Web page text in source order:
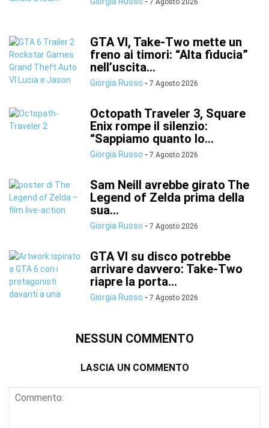
7 Agosto 2026
GTA VI, Take-Two mette un
freno ai timori: “Alta fiducia”
nell’uscita...
Giorgia Russo - 7 Agosto 2026
Octopath Traveler 3, Square
Enix rompe il silenzio:
“Sappiamo quanto lo...
Giorgia Russo - 7 Agosto 2026
Sam Neill avrebbe girato The
Legend of Zelda prima della
sua...
Giorgia Russo - 7 Agosto 2026
GTA VI su disco potrebbe
arrivare davvero: Take-Two
riapre la porta...
Giorgia Russo - 7 Agosto 2026
NESSUN COMMENTO
LASCIA UN COMMENTO